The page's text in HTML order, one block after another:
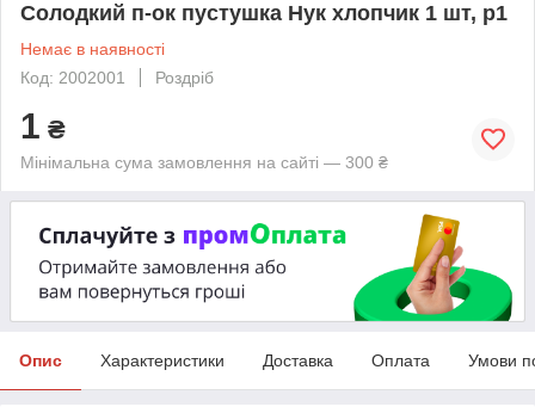
Солодкий п-ок пустушка Нук хлопчик 1 шт, р1
Немає в наявності
Код: 2002001
Роздріб
1 ₴
Мінімальна сума замовлення на сайті — 300 ₴
Опис Характеристики Доставка Оплата Умови